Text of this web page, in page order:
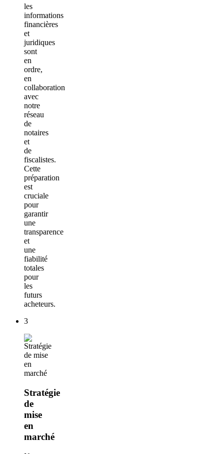
les
informations
financières
et
juridiques
sont
en
ordre,
en
collaboration
avec
notre
réseau
de
notaires
et
de
fiscalistes.
Cette
préparation
est
cruciale
pour
garantir
une
transparence
et
une
fiabilité
totales
pour
les
futurs
acheteurs.
3
Stratégie
de
mise
en
marché